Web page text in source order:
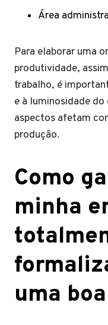
Área
Para elaborar uma
produtividade,
trabalho, é
e à luminosidade
aspectos afetam
produção.
Como
minha
uma